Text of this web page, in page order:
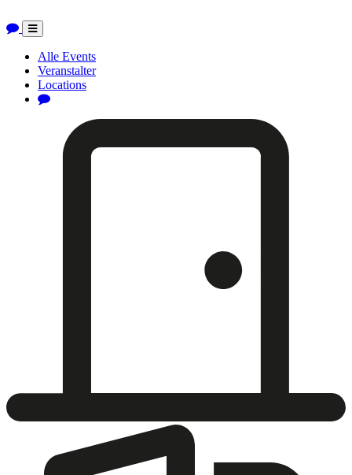
Toggle
navigation
Alle Events
Veranstalter
Locations